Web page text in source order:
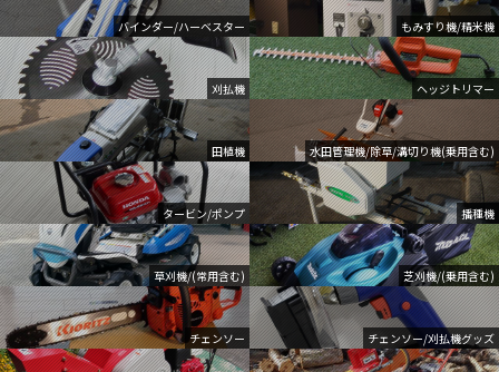
バインダー/ハーベスター もみすり機/精米機
刈払機 ヘッジトリマー
田植機 水田管理機/除草/溝切り機(乗用含む)
タービン/ポンプ 播種機
草刈機/(常用含む) 芝刈機/(乗用含む)
チェンソー チェンソー/刈払機グッズ